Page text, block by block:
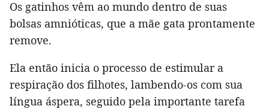
Os gatinhos vêm ao mundo dentro de suas
bolsas amnióticas, que a mãe gata prontamente
remove.
Ela então inicia o processo de estimular a
respiração dos filhotes, lambendo-os com sua
língua áspera, seguido pela importante tarefa